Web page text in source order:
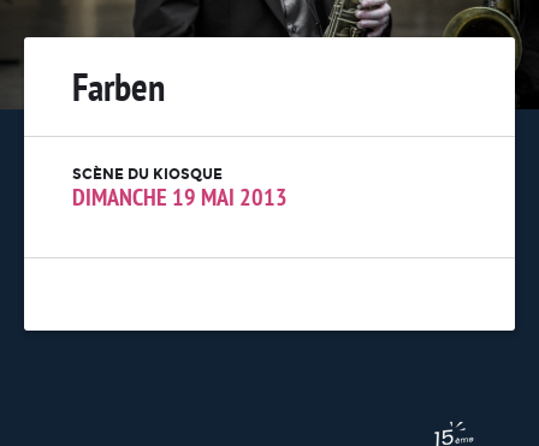
Farben
SCÈNE DU KIOSQUE
DIMANCHE 19 MAI 2013